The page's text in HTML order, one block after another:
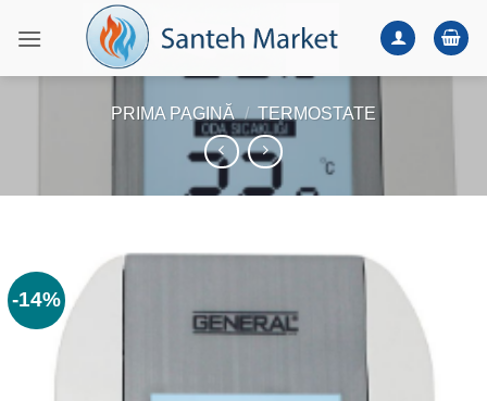
PRIMA PAGINĂ / TERMOSTATE
-14%